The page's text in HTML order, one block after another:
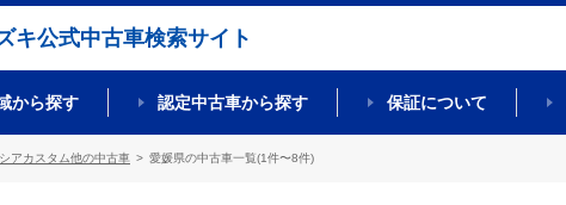
キ公式中古車検索サイト
から探す 認定中古車から探す 保証について
アカスタム他の中古車 愛媛県の中古車一覧(1件〜8件)